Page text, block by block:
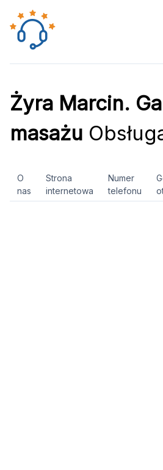
Żyra Marcin.
masażu
O
nas
Strona
internetowa
Numer
telefonu